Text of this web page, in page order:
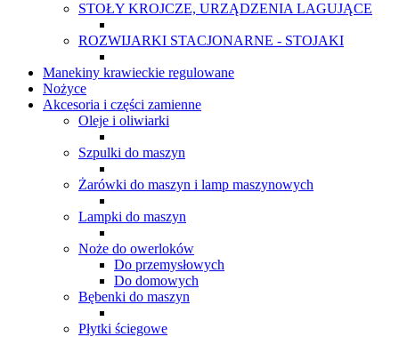
STOŁY KROJCZE, URZĄDZENIA LAGUJĄCE
ROZWIJARKI STACJONARNE - STOJAKI
Manekiny krawieckie regulowane
Nożyce
Akcesoria i części zamienne
Oleje i oliwiarki
Szpulki do maszyn
Żarówki do maszyn i lamp maszynowych
Lampki do maszyn
Noże do owerloków
Do przemysłowych
Do domowych
Bębenki do maszyn
Płytki ściegowe